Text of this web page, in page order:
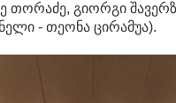
თორაძე, გიორგი
- თეონა ცირამუა).